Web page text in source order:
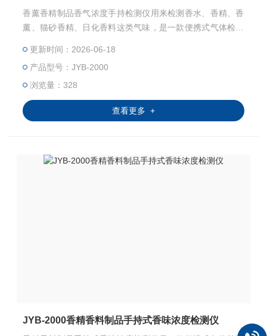
香薰香精制品香气浓度手持检测仪用来检测香水、香精、香
薰、猫砂香精、日化香料这类气味，是一款便携式气体检测
感器。仪器为真空泵吸式检测气体浓度，采用进口电化学传
感器（可燃气为催化燃烧式）。
更新时间：2026-06-18
产品型号：JYB-2000
浏览量：328
查看更多 +
JYB-2000香精香料制品手持式香味浓度检测仪